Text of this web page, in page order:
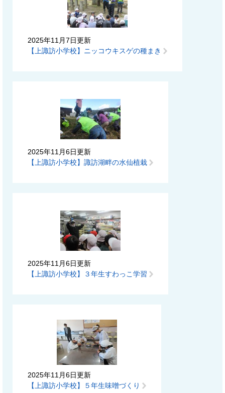
2025年11月7日更新
【上諏訪小学校】ニッコウキスゲの種まき
2025年11月6日更新
【上諏訪小学校】諏訪湖畔の水仙植栽
2025年11月6日更新
【上諏訪小学校】３年生すわっこ学習
2025年11月6日更新
【上諏訪小学校】５年生味噌づくり